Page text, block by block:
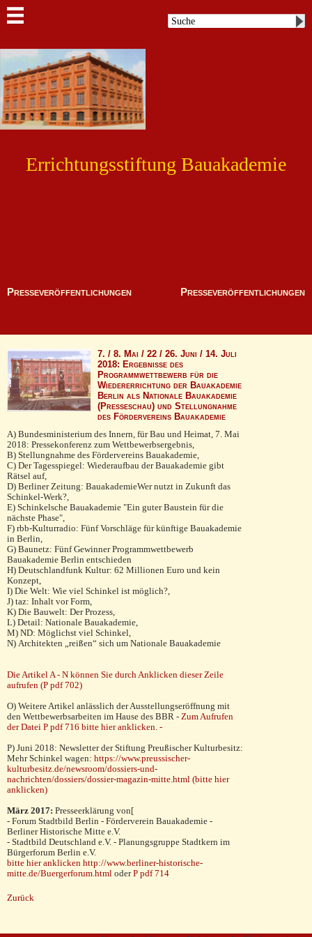
Errichtungsstiftung Bauakademie
Presseveröffentlichungen Presseveröffentlichungen
7. / 8. Mai / 22 / 26. Juni / 14. Juli
2018: Ergebnisse des
Programmwettbewerb für die
Wiedererrichtung der Bauakademie
Berlin als Nationale Bauakademie
(Presseschau) und Stellungnahme
des Fördervereins Bauakademie
A) Bundesministerium des Innern, für Bau und Heimat, 7. Mai
2018: Pressekonferenz zum Wettbewerbsergebnis,
B) Stellungnahme des Fördervereins Bauakademie,
C) Der Tagesspiegel: Wiederaufbau der Bauakademie gibt
Rätsel auf,
D) Berliner Zeitung: BauakademieWer nutzt in Zukunft das
Schinkel-Werk?,
E) Schinkelsche Bauakademie "Ein guter Baustein für die
nächste Phase",
F) rbb-Kulturradio: Fünf Vorschläge für künftige Bauakademie
in Berlin,
G) Baunetz: Fünf Gewinner Programmwettbewerb
Bauakademie Berlin entschieden
H) Deutschlandfunk Kultur: 62 Millionen Euro und kein
Konzept,
I) Die Welt: Wie viel Schinkel ist möglich?,
J) taz: Inhalt vor Form,
K) Die Bauwelt: Der Prozess,
L) Detail: Nationale Bauakademie,
M) ND: Möglichst viel Schinkel,
N) Architekten „reißen“ sich um Nationale Bauakademie
Die Artikel A - N können Sie durch Anklicken dieser Zeile
aufrufen (P pdf 702)
O) Weitere Artikel anlässlich der Ausstellungseröffnung mit
den Wettbewerbsarbeiten im Hause des BBR - Zum Aufrufen
der Datei P pdf 716 bitte hier anklicken. -
P) Juni 2018: Newsletter der Stiftung Preußischer Kulturbesitz:
Mehr Schinkel wagen: https://www.preussischer-
kulturbesitz.de/newsroom/dossiers-und-
nachrichten/dossiers/dossier-magazin-mitte.html (bitte hier
anklicken)
März 2017: Presseerklärung von[
- Forum Stadtbild Berlin - Förderverein Bauakademie -
Berliner Historische Mitte e.V.
- Stadtbild Deutschland e.V. - Planungsgruppe Stadtkern im
Bürgerforum Berlin e.V.
bitte hier anklicken http://www.berliner-historische-
mitte.de/Buergerforum.html oderP pdf 714
Zurück